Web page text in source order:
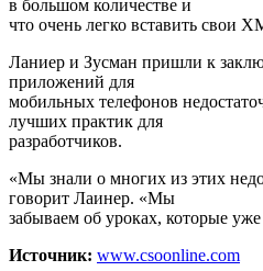
в большом количестве и
что очень легко вставить свои
Ланиер и Зусман пришли к
приложений для
мобильных телефонов
лучших практик для
разработчиков.
«Мы знали о многих из этих
говорит Лаинер. «Мы
забываем об уроках, которые
Источник: www.csoonline.com